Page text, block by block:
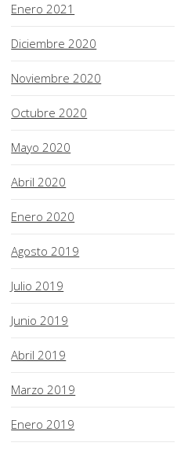
Enero 2021
Diciembre 2020
Noviembre 2020
Octubre 2020
Mayo 2020
Abril 2020
Enero 2020
Agosto 2019
Julio 2019
Junio 2019
Abril 2019
Marzo 2019
Enero 2019